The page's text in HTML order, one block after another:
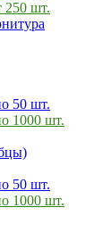
250 шт.
50 шт.
1000 шт.
50 шт.
1000 шт.